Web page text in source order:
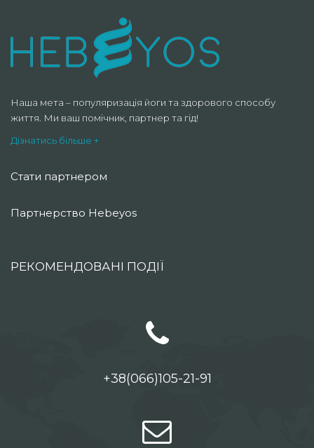
Наша мета – популяризація йоги та здорового способу
життя. Ми ваш помічник, партнер та гід!
Дізнатись більше +
Стати партнером
Партнерство Hebeyos
РЕКОМЕНДОВАНІ ПОДІЇ
+38(066)105-21-91